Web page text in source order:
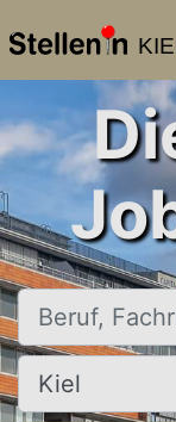
Beruf,
Ort, Stadt